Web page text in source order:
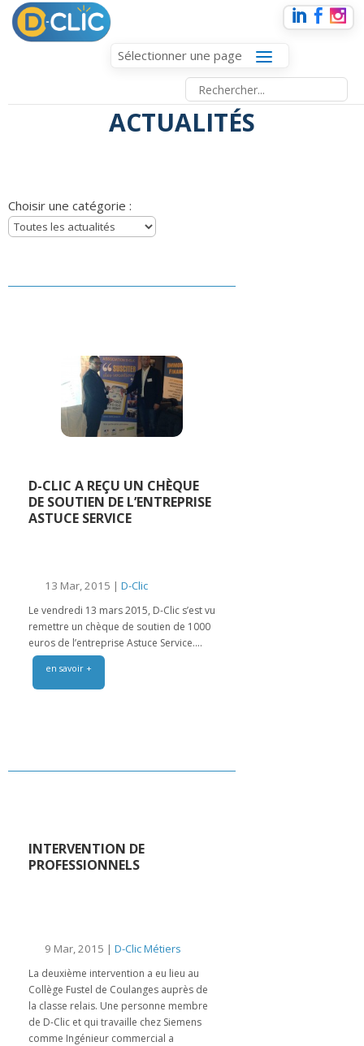
Sélectionner une page
ACTUALITÉS
Choisir une catégorie :
D-CLIC A REÇU UN CHÈQUE
DE SOUTIEN DE L’ENTREPRISE
ASTUCE SERVICE
13 Mar, 2015 | D-Clic
Le vendredi 13 mars 2015, D-Clic s’est vu
remettre un chèque de soutien de 1000
euros de l’entreprise Astuce Service....
en savoir +
INTERVENTION DE
PROFESSIONNELS
9 Mar, 2015 | D-Clic Métiers
La deuxième intervention a eu lieu au
Collège Fustel de Coulanges auprès de
la classe relais. Une personne membre
de D-Clic et qui travaille chez Siemens
comme Ingénieur commercial a